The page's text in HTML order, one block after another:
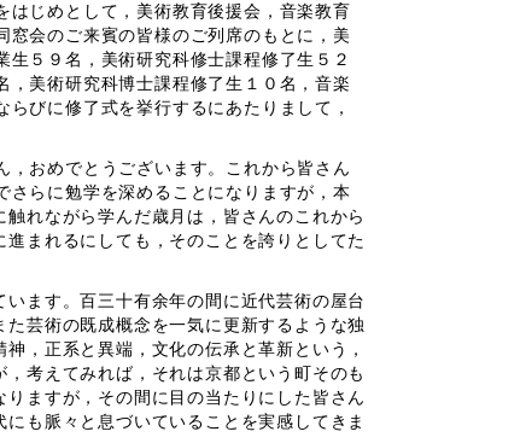
じめとして，美術教育後援会，音楽教育
窓会のご来賓の皆様のご列席のもとに，美
５９名，美術研究科修士課程修了生５２
，美術研究科博士課程修了生１０名，音楽
びに修了式を挙行するにあたりまして，
おめでとうございます。これから皆さん
さらに勉学を深めることになりますが，本
れながら学んだ歳月は，皆さんのこれから
まれるにしても，そのことを誇りとしてた
ます。百三十有余年の間に近代芸術の屋台
芸術の既成概念を一気に更新するような独
，正系と異端，文化の伝承と革新という，
考えてみれば，それは京都という町そのも
ますが，その間に目の当たりにした皆さん
も脈々と息づいていることを実感してきま